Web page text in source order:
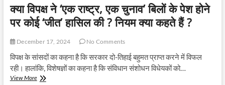
क्या विपक्ष ने ‘एक राष्ट्र, एक चुनाव’ बिलों के पेश होने
पर कोई ‘जीत’ हासिल की ? नियम क्या कहते हैं ?
December 17, 2024 No Comments
विपक्ष के सांसदों का कहना है कि सरकार दो-तिहाई बहुमत प्राप्त करने में विफल
रही। हालांकि, विशेषज्ञों का कहना है कि संविधान संशोधन विधेयकों को…
View Moreक्या